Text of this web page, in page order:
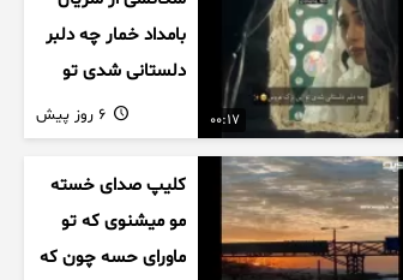
00:17
بامداد خمار چه دلبر
دلستانی شدی تو
این بزک عروس..
کلیپ صدای خسته
مو میشنوی که تو
ماورای حسه چون که